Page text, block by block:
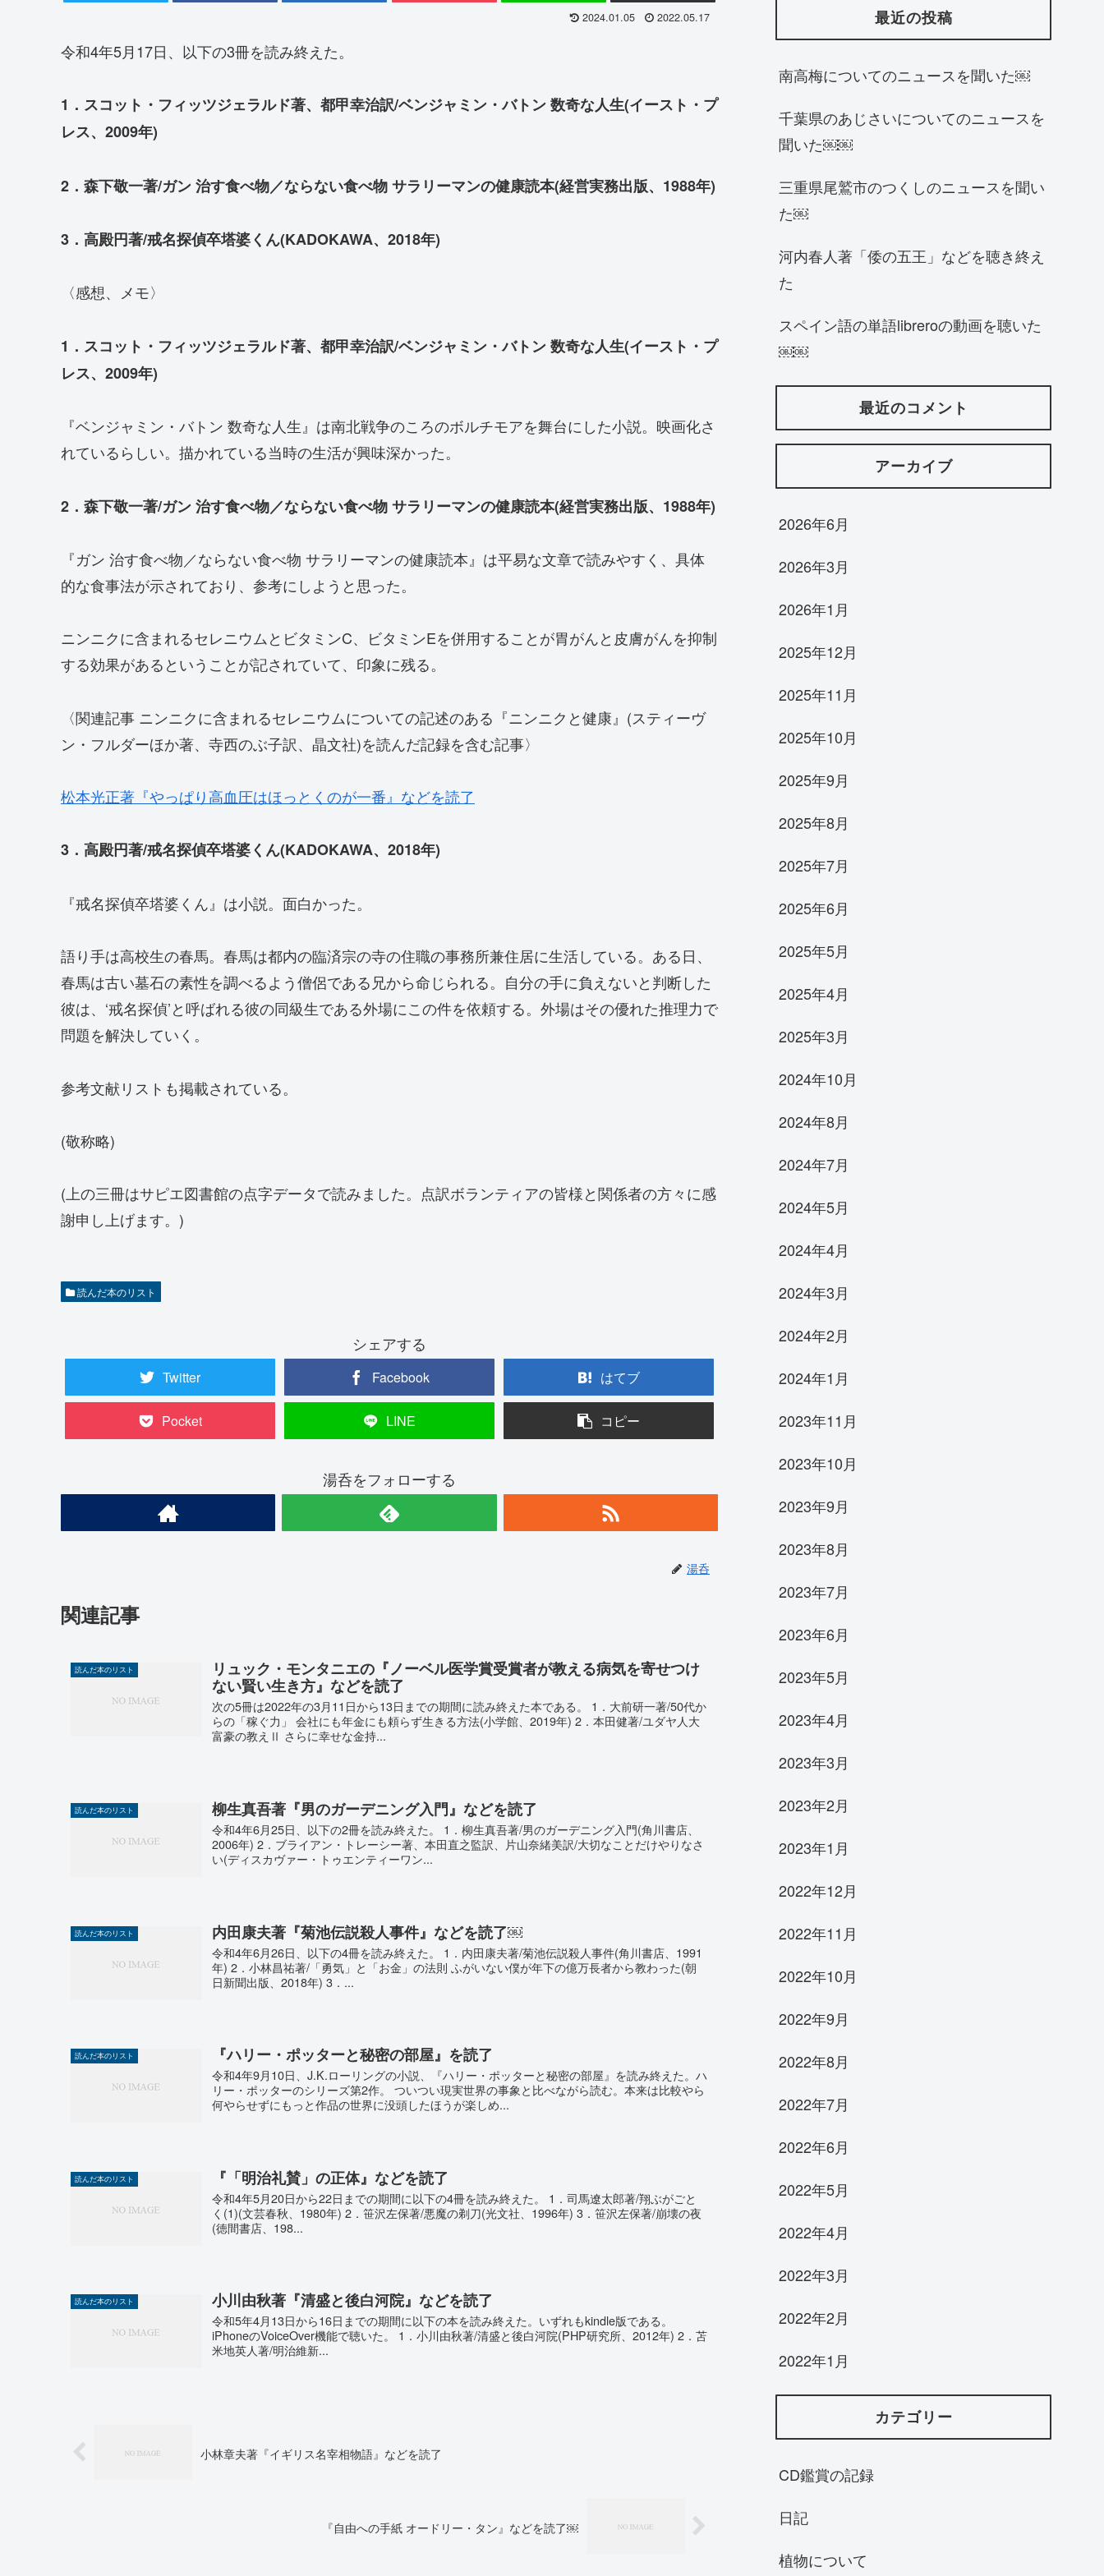
2024.01.05 2022.05.17
令和4年5月17日、以下の3冊を読み終えた。
1．スコット・フィッツジェラルド著、都甲幸治訳/ベンジャミン・バトン 数奇な人生(イースト・プ
レス、2009年)
2．森下敬一著/ガン 治す食べ物／ならない食べ物 サラリーマンの健康読本(経営実務出版、1988年)
3．高殿円著/戒名探偵卒塔婆くん(KADOKAWA、2018年)
〈感想、メモ〉
1．スコット・フィッツジェラルド著、都甲幸治訳/ベンジャミン・バトン 数奇な人生(イースト・プ
レス、2009年)
『ベンジャミン・バトン 数奇な人生』は南北戦争のころのボルチモアを舞台にした小説。映画化さ
れているらしい。描かれている当時の生活が興味深かった。
2．森下敬一著/ガン 治す食べ物／ならない食べ物 サラリーマンの健康読本(経営実務出版、1988年)
『ガン 治す食べ物／ならない食べ物 サラリーマンの健康読本』は平易な文章で読みやすく、具体
的な食事法が示されており、参考にしようと思った。
ニンニクに含まれるセレニウムとビタミンC、ビタミンEを併用することが胃がんと皮膚がんを抑制
する効果があるということが記されていて、印象に残る。
〈関連記事 ニンニクに含まれるセレニウムについての記述のある『ニンニクと健康』(スティーヴ
ン・フルダーほか著、寺西のぶ子訳、晶文社)を読んだ記録を含む記事〉
松本光正著『やっぱり高血圧はほっとくのが一番』などを読了
3．高殿円著/戒名探偵卒塔婆くん(KADOKAWA、2018年)
『戒名探偵卒塔婆くん』は小説。面白かった。
語り手は高校生の春馬。春馬は都内の臨済宗の寺の住職の事務所兼住居に生活している。ある日、
春馬は古い墓石の素性を調べるよう僧侶である兄から命じられる。自分の手に負えないと判断した
彼は、‘戒名探偵’と呼ばれる彼の同級生である外場にこの件を依頼する。外場はその優れた推理力で
問題を解決していく。
参考文献リストも掲載されている。
(敬称略)
(上の三冊はサピエ図書館の点字データで読みました。点訳ボランティアの皆様と関係者の方々に感
謝申し上げます。)
読んだ本のリスト
シェアする
Twitter Facebook はてブ
Pocket LINE コピー
湯呑をフォローする
湯呑
関連記事
読んだ本のリスト
リュック・モンタニエの『ノーベル医学賞受賞者が教える病気を寄せつけ
ない賢い生き方』などを読了
次の5冊は2022年の3月11日から13日までの期間に読み終えた本である。 1．大前研一著/50代か
らの「稼ぐ力」 会社にも年金にも頼らず生きる方法(小学館、2019年) 2．本田健著/ユダヤ人大
富豪の教えⅡ さらに幸せな金持...
読んだ本のリスト 柳生真吾著『男のガーデニング入門』などを読了
令和4年6月25日、以下の2冊を読み終えた。 1．柳生真吾著/男のガーデニング入門(角川書店、
2006年) 2．ブライアン・トレーシー著、本田直之監訳、片山奈緒美訳/大切なことだけやりなさ
い(ディスカヴァー・トゥエンティーワン...
読んだ本のリスト 内田康夫著『菊池伝説殺人事件』などを読了￼
令和4年6月26日、以下の4冊を読み終えた。 1．内田康夫著/菊池伝説殺人事件(角川書店、1991
年) 2．小林昌祐著/「勇気」と「お金」の法則 ふがいない僕が年下の億万長者から教わった(朝
日新聞出版、2018年) 3．...
読んだ本のリスト 『ハリー・ポッターと秘密の部屋』を読了
令和4年9月10日、J.K.ローリングの小説、『ハリー・ポッターと秘密の部屋』を読み終えた。ハ
リー・ポッターのシリーズ第2作。 ついつい現実世界の事象と比べながら読む。本来は比較やら
何やらせずにもっと作品の世界に没頭したほうが楽しめ...
読んだ本のリスト 『「明治礼賛」の正体』などを読了
令和4年5月20日から22日までの期間に以下の4冊を読み終えた。 1．司馬遼太郎著/翔ぶがごと
く(1)(文芸春秋、1980年) 2．笹沢左保著/悪魔の剃刀(光文社、1996年) 3．笹沢左保著/崩壊の夜
(徳間書店、198...
読んだ本のリスト 小川由秋著『清盛と後白河院』などを読了
令和5年4月13日から16日までの期間に以下の本を読み終えた。いずれもkindle版である。
iPhoneのVoiceOver機能で聴いた。 1．小川由秋著/清盛と後白河院(PHP研究所、2012年) 2．苫
米地英人著/明治維新...
小林章夫著『イギリス名宰相物語』などを読了
『自由への手紙 オードリー・タン』などを読了￼
最近の投稿
南高梅についてのニュースを聞いた￼
千葉県のあじさいについてのニュースを
聞いた￼￼
三重県尾鷲市のつくしのニュースを聞い
た￼
河内春人著「倭の五王」などを聴き終え
た
スペイン語の単語libreroの動画を聴いた
￼￼
最近のコメント
アーカイブ
2026年6月
2026年3月
2026年1月
2025年12月
2025年11月
2025年10月
2025年9月
2025年8月
2025年7月
2025年6月
2025年5月
2025年4月
2025年3月
2024年10月
2024年8月
2024年7月
2024年5月
2024年4月
2024年3月
2024年2月
2024年1月
2023年11月
2023年10月
2023年9月
2023年8月
2023年7月
2023年6月
2023年5月
2023年4月
2023年3月
2023年2月
2023年1月
2022年12月
2022年11月
2022年10月
2022年9月
2022年8月
2022年7月
2022年6月
2022年5月
2022年4月
2022年3月
2022年2月
2022年1月
カテゴリー
CD鑑賞の記録
日記
植物について